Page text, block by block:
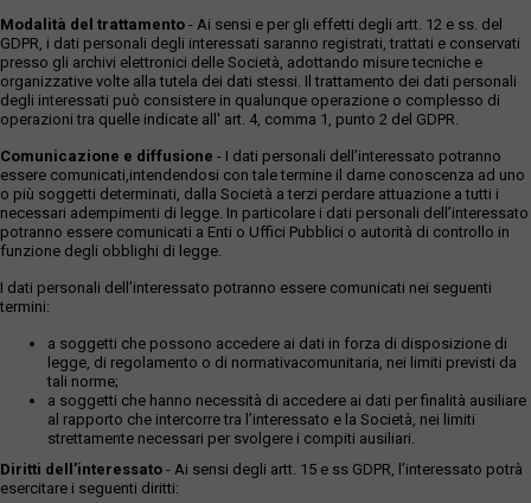
Modalità del trattamento - Ai sensi e per gli effetti degli artt. 12 e ss. del
GDPR, i dati personali degli interessati saranno registrati, trattati e conservati
presso gli archivi elettronici delle Società, adottando misure tecniche e
organizzative volte alla tutela dei dati stessi. Il trattamento dei dati personali
degli interessati può consistere in qualunque operazione o complesso di
operazioni tra quelle indicate all' art. 4, comma 1, punto 2 del GDPR.
Comunicazione e diffusione - I dati personali dell’interessato potranno
essere comunicati,intendendosi con tale termine il darne conoscenza ad uno
o più soggetti determinati, dalla Società a terzi perdare attuazione a tutti i
necessari adempimenti di legge. In particolare i dati personali dell’interessato
potranno essere comunicati a Enti o Uffici Pubblici o autorità di controllo in
funzione degli obblighi di legge.
I dati personali dell’interessato potranno essere comunicati nei seguenti
termini:
a soggetti che possono accedere ai dati in forza di disposizione di
legge, di regolamento o di normativacomunitaria, nei limiti previsti da
tali norme;
a soggetti che hanno necessità di accedere ai dati per finalità ausiliare
al rapporto che intercorre tra l’interessato e la Società, nei limiti
strettamente necessari per svolgere i compiti ausiliari.
Diritti dell’interessato - Ai sensi degli artt. 15 e ss GDPR, l’interessato potrà
esercitare i seguenti diritti: